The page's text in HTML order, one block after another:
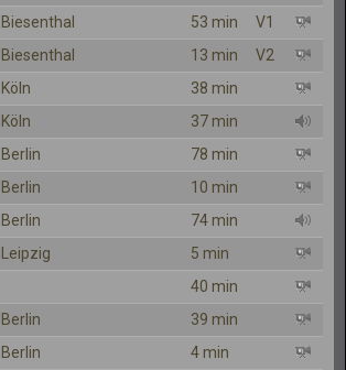
Biesenthal 53 min
V1
Biesenthal 13 min
V2
Köln
38 min
Köln
37 min
Berlin
78 min
Berlin
10 min
Berlin
74 min
Leipzig
5 min
40 min
Berlin
39 min
Berlin
4 min